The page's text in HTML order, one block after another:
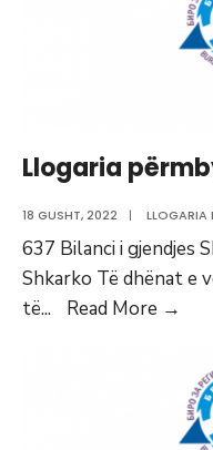
Llogaria
18 GUSHT, 2022 | LLOGARIA
637 Bilanci i gjendjes
Shkarko Të dhënat e
të... Read More →
për